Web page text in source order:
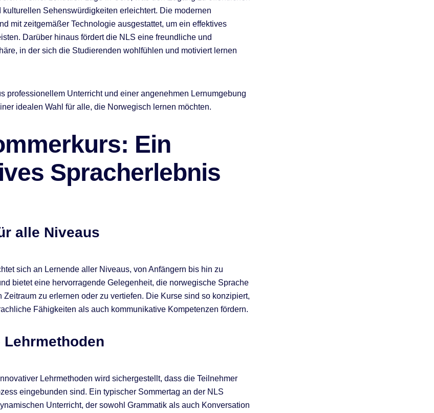
kulturellen Sehenswürdigkeiten erleichtert. Die modernen
mit zeitgemäßer Technologie ausgestattet, um ein effektives
Darüber hinaus fördert die NLS eine freundliche und
in der sich die Studierenden wohlfühlen und motiviert lernen
professionellem Unterricht und einer angenehmen Lernumgebung
idealen Wahl für alle, die Norwegisch lernen möchten.
Ein
Spracherlebnis
alle Niveaus
sich an Lernende aller Niveaus, von Anfängern bis hin zu
bietet eine hervorragende Gelegenheit, die norwegische Sprache
Zeitraum zu erlernen oder zu vertiefen. Die Kurse sind so konzipiert,
Fähigkeiten als auch kommunikative Kompetenzen fördern.
Lehrmethoden wird sichergestellt, dass die Teilnehmer
eingebunden sind. Ein typischer Sommertag an der NLS
Unterricht, der sowohl Grammatik als auch Konversation